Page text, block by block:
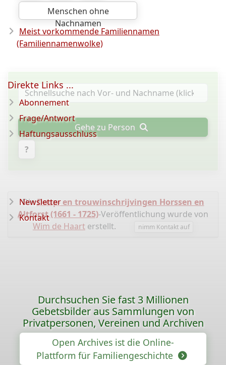
Menschen ohne
Nachnamen
Meist vorkommende Familiennamen
(Familiennamenwolke)
Gehe zu Person
?
DieDoop- en trouwinschrijvingen Horssen en
Altforst (1661 - 1725)-Veröffentlichung wurde von
Wim de Haarterstellt. nimm Kontakt auf
Direkte Links ...
Abonnement
Frage/Antwort
Haftungsausschluss
Newsletter
Kontakt
Durchsuchen Sie fast 3 Millionen
Gebetsbilder aus Sammlungen von
Privatpersonen, Vereinen und Archiven
Open Archives ist die Online-
Plattform für Familiengeschichte